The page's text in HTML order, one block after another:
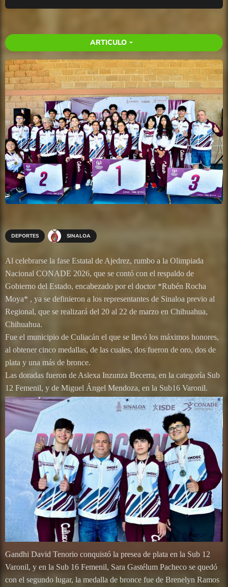
ARTICULO arrow_drop_down
DEPORTES SINALOA
Al celebrarse la fase Estatal de Ajedrez, rumbo a la Olimpiada
Nacional CONADE 2026, que se contó con el respaldo de
Gobierno del Estado, encabezado por el doctor *Rubén Rocha
Moya* , ya se definieron a los representantes de Sinaloa previo al
Regional, que se realizará del 20 al 22 de marzo en Chihuahua,
Chihuahua.
Fue el municipio de Culiacán el que se llevó los máximos honores,
al obtener cinco medallas, de las cuales, dos fueron de oro, dos de
plata y una más de bronce.
Las doradas fueron de Aslexa Inzunza Becerra, en la categoría Sub
12 Femenil, y de Miguel Ángel Mendoza, en la Sub16 Varonil.
Gandhi David Tenorio conquistó la presea de plata en la Sub 12
Varonil, y en la Sub 16 Femenil, Sara Gastélum Pacheco se quedó
con el segundo lugar, la medalla de bronce fue de Brenelyn Ramos